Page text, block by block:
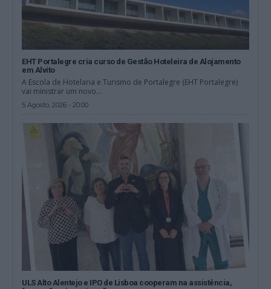
EHT Portalegre cria curso de Gestão Hoteleira de Alojamento
em Alvito
A Escola de Hotelaria e Turismo de Portalegre (EHT Portalegre)
vai ministrar um novo...
5 Agosto, 2026 - 20:00
ULS Alto Alentejo e IPO de Lisboa cooperam na assistência,